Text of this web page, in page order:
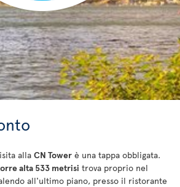
alla CN Tower è una tappa obbligata.
alta 533 metrisi trova proprio nel
all'ultimo piano, presso il ristorante